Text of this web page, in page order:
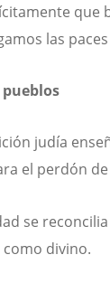
que
las
judía
el perdón de
se
divino.